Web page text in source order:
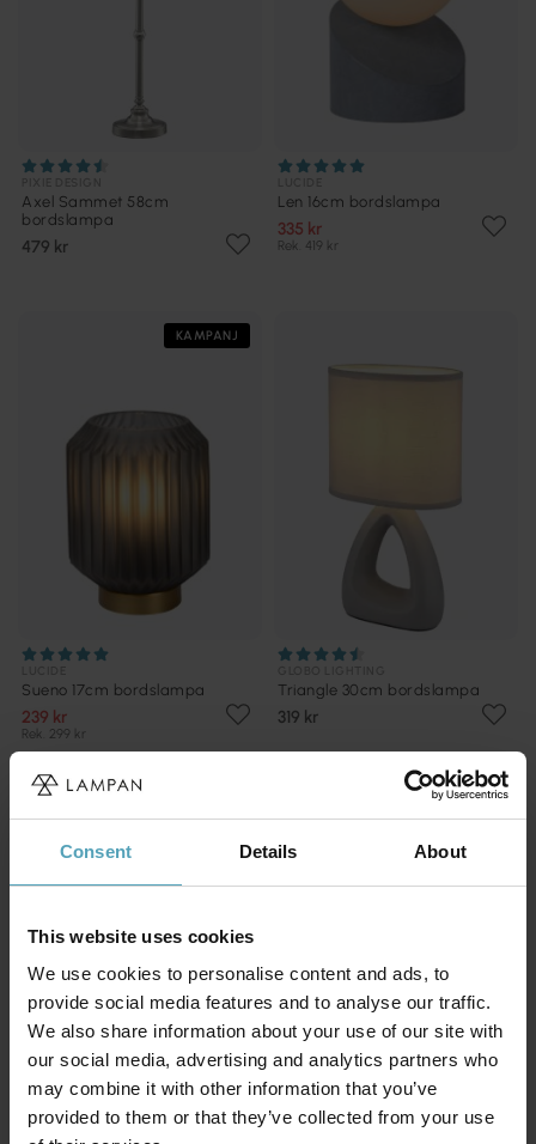
Consent Details About
This website uses cookies
We use cookies to personalise content and ads, to
provide social media features and to analyse our traffic.
We also share information about your use of our site with
our social media, advertising and analytics partners who
may combine it with other information that you’ve
provided to them or that they’ve collected from your use
Axel Sammet 58cm
bordslampa
479 kr
Len 16cm bordslampa
335 kr
Rek. 419 kr
KAMPANJ
Sueno 17cm bordslampa
239 kr
Rek. 299 kr
Triangle 30cm bordslampa
319 kr